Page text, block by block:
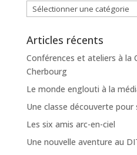
Catégories
Articles récents
Conférences et ateliers à la
Cherbourg
Le monde englouti à la
Une classe découverte pour
Les six amis arc-en-ciel
Une nouvelle aventure au